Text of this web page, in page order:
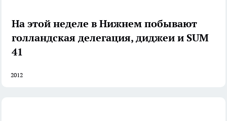
На этой неделе в Нижнем побывают
голландская делегация, диджеи и SUM
41
2012